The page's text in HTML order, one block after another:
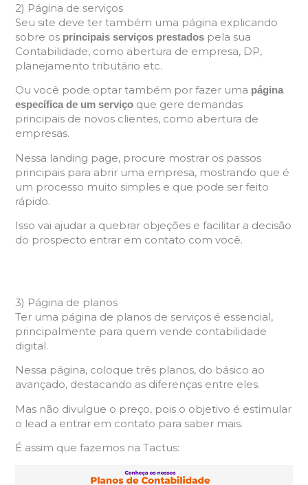
2) Página de serviços
Seu site deve ter também uma página explicando
sobre os principais serviços prestadospela sua
Contabilidade, como abertura de empresa, DP,
planejamento tributário etc.
Ou você pode optar também por fazer uma página
específica de um serviçoque gere demandas
principais de novos clientes, como abertura de
empresas.
Nessa landing page, procure mostrar os passos
principais para abrir uma empresa, mostrando que é
um processo muito simples e que pode ser feito
rápido.
Isso vai ajudar a quebrar objeções e facilitar a decisão
do prospecto entrar em contato com você.
3) Página de planos
Ter uma página de planos de serviços é essencial,
principalmente para quem vende contabilidade
digital.
Nessa página, coloque três planos, do básico ao
avançado, destacando as diferenças entre eles.
Mas não divulgue o preço, pois o objetivo é estimular
o lead a entrar em contato para saber mais.
É assim que fazemos na Tactus: